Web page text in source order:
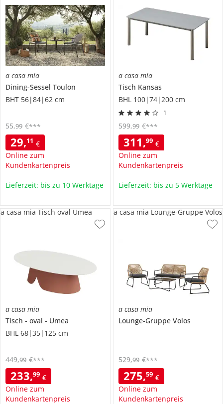
a casa mia
Dining-Sessel Toulon
BHT 56|84|62 cm
29,11 €
Online zum
Kundenkartenpreis
55,99 €***
Lieferzeit: bis zu 10 Werktage
a casa mia
Tisch Kansas
BHL 100|74|200 cm
1
311,99 €
Online zum
Kundenkartenpreis
599,99 €***
Lieferzeit: bis zu 5 Werktage
a casa mia
Tisch
oval
Umea
BHL 68|35|125 cm
233,99 €
Online zum
Kundenkartenpreis
449,99 €***
a casa mia Tisch oval Umea
a casa mia
Lounge-Gruppe Volos
275,59 €
Online zum
Kundenkartenpreis
529,99 €***
a casa mia Lounge-Gruppe Volos